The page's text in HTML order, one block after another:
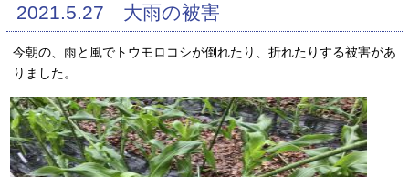
2021.5.27 大雨の被害
今朝の、雨と風でトウモロコシが倒れたり、折れたりする被害があ
りました。